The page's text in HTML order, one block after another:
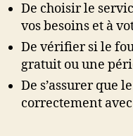
De choisir le
vos besoins et à
De vérifier si le
gratuit ou une
De s’assurer que
correctement